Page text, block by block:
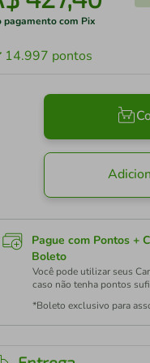
pagamento com Pix
14.997 pontos
Pague com Pontos +
Boleto
Você pode utilizar seus
caso não tenha pontos
*Boleto exclusivo para